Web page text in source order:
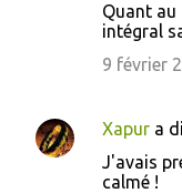
Quant au
intégral
9 février
Xapur a
J'avais
calmé !